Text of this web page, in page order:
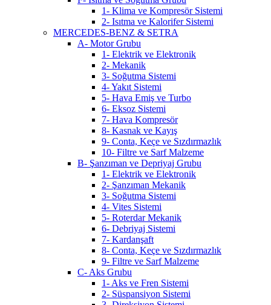
1- Klima ve Kompresör Sistemi
2- Isıtma ve Kalorifer Sistemi
MERCEDES-BENZ & SETRA
A- Motor Grubu
1- Elektrik ve Elektronik
2- Mekanik
3- Soğutma Sistemi
4- Yakıt Sistemi
5- Hava Emiş ve Turbo
6- Eksoz Sistemi
7- Hava Kompresör
8- Kasnak ve Kayış
9- Conta, Keçe ve Sızdırmazlık
10- Filtre ve Sarf Malzeme
B- Şanzıman ve Depriyaj Grubu
1- Elektrik ve Elektronik
2- Şanzıman Mekanik
3- Soğutma Sistemi
4- Vites Sistemi
5- Roterdar Mekanik
6- Debriyaj Sistemi
7- Kardanşaft
8- Conta, Keçe ve Sızdırmazlık
9- Filtre ve Sarf Malzeme
C- Aks Grubu
1- Aks ve Fren Sistemi
2- Süspansiyon Sistemi